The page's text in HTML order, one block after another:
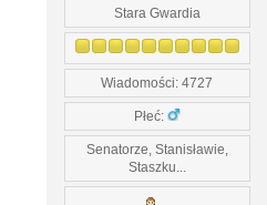
Stara Gwardia
Wiadomości: 4727
Płeć:
Senatorze, Stanisławie,
Staszku...